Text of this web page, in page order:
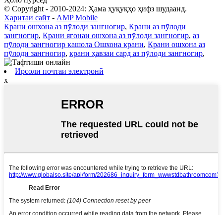
© Copyright - 2010-2024: Ҳама ҳуқуқҳо ҳифз шудаанд.
Харитаи сайт - AMP Mobile
Крани ошхона аз пӯлоди зангногир, Крани аз пӯлоди
зангногир, Крани ягонаи ошхона аз пӯлоди зангногир, аз
пӯлоди зангногир кашола Ошхона крани, Крани ошхона аз
пӯлоди зангногир, крани ҳавзаи сард аз пӯлоди зангногир,
Ирсоли почтаи электронӣ
x